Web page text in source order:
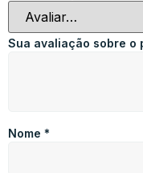
Sua avaliação sobre o
Nome *